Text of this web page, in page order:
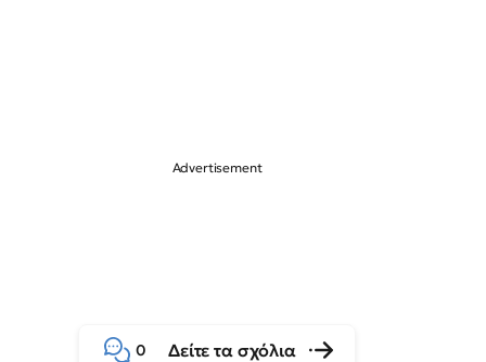
0 Δείτε τα σχόλια